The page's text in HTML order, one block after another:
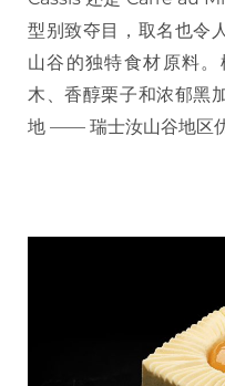
型别致夺目，取名也令
山谷的独特食材原料
木、香醇栗子和浓郁黑
地 —— 瑞士汝山谷地区